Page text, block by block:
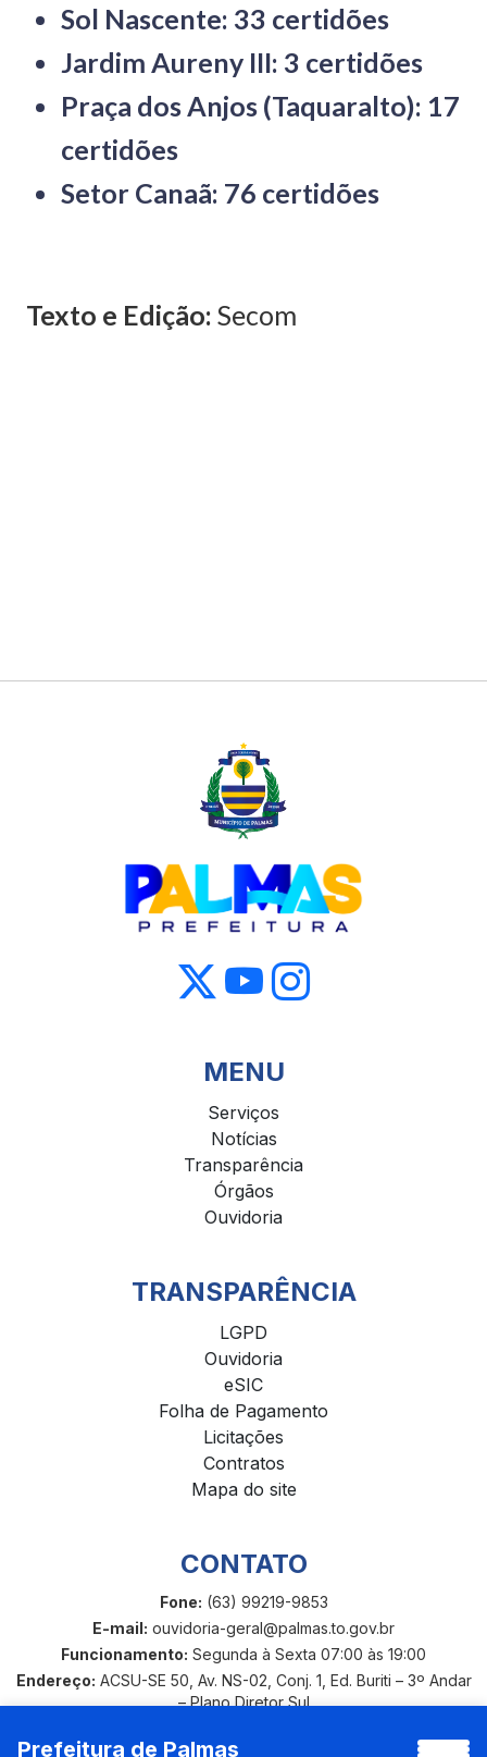
Prefeitura de Palmas
Sol Nascente: 33 certidões
Jardim Aureny III: 3 certidões
Praça dos Anjos (Taquaralto): 17
certidões
Setor Canaã: 76 certidões
Texto e Edição: Secom
MENU
Serviços
Notícias
Transparência
Órgãos
Ouvidoria
TRANSPARÊNCIA
LGPD
Ouvidoria
eSIC
Folha de Pagamento
Licitações
Contratos
Mapa do site
CONTATO
Fone: (63) 99219-9853
E-mail: ouvidoria-geral@palmas.to.gov.br
Funcionamento: Segunda à Sexta 07:00 às 19:00
Endereço: ACSU-SE 50, Av. NS-02, Conj. 1, Ed. Buriti – 3º Andar
– Plano Diretor Sul